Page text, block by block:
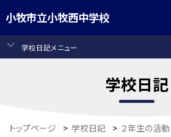
小牧市立小牧西中学校
学校日記メニュー
学校日記
トップページ > 学校日記 > ２年生の活動